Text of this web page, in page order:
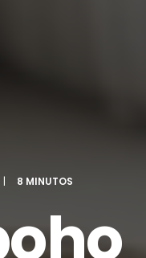
| 8 MINUTOS